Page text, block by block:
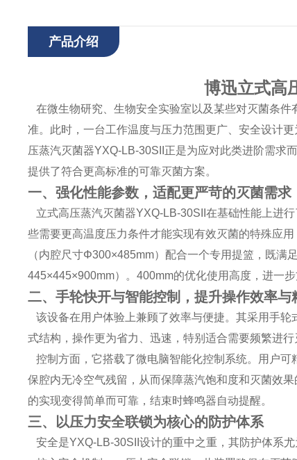
产品介绍
博迅立式高
在微生物研究、生物安全实验室以及某些对灭菌条
准。此时，一台工作温度与压力范围更广、安全设计
压蒸汽灭菌器YXQ-LB-30SII正是为应对此类进阶需求
提供了符合更高标准的可靠灭菌方案。
一、强化性能参数，适配更严苛的灭菌需求
立式高压蒸汽灭菌器YXQ-LB-30SII在基础性能上进
些需要更高温度压力条件才能实现有效灭菌的特殊应
（内腔尺寸Φ300×485mm）配合一个专用提篮，既
445×445×900mm）。400mm的优化使用高度，进一步
二、手轮快开与智能控制，提升操作效率与
该设备在用户体验上兼顾了效率与便捷。其采用手
式结构，操作更为省力、迅速，特别适合需要频繁进行
控制方面，它搭载了微电脑智能化控制系统。用户
保腔内无冷空气残留，从而保障蒸汽饱和度和灭菌效
的实现变得简单而可靠，结束时蜂鸣器自动提醒。
三、以压力安全联锁为核心的防护体系
安全是YXQ-LB-30SII设计的重中之重，其防护体系尤